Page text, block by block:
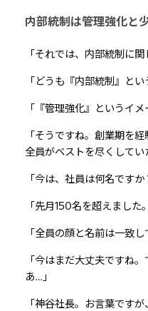
内部統制は管理強化と
「それでは、内部統制に
「どうも『内部統制』と
「『管理強化』というイ
「そうですね。創業期を
全員がベストを尽くして
「今は、社員は何名ですか
「先月150名を超えまし
「全員の顔と名前は一致し
「今はまだ大丈夫ですね
あ…」
「神谷社長。お言葉です